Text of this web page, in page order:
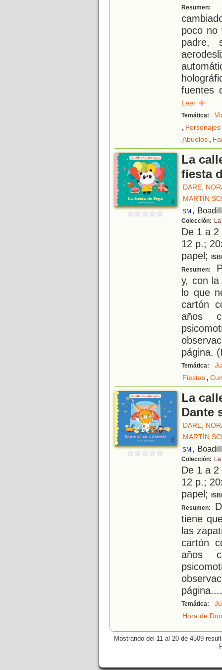
Resumen:
poco no
padre,
fuentes
Leer
Temática:
,
Abuelos,
La
fiesta
DARE,
MARTÍN
SM ,
Colección:
De 1 a
12 p.;
papel;
Resumen:
y, con
lo que
cartón
años
página.
Temática:
Fiestas,
La
Dante
DARE,
MARTÍN
SM ,
Colección:
De 1 a
12 p.;
papel;
Resumen:
tiene
las
cartón
años
página....
Temática:
Hora de
Mostrando del 11 al 20 de 4509